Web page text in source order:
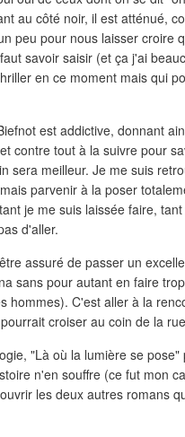
au côté noir, il est atténué,
peu pour nous laisser croire
savoir saisir (et ça j'ai
en ce moment mais qui
est addictive, donnant
contre tout à la suivre pour
sera meilleur. Je me suis
parvenir à la poser
je me suis laissée faire,
d'aller.
assuré de passer un
sans pour autant en faire
hommes). C'est aller à la
croiser au coin de la
"Là où la lumière se
n'en souffre (ce fut mon
les deux autres romans